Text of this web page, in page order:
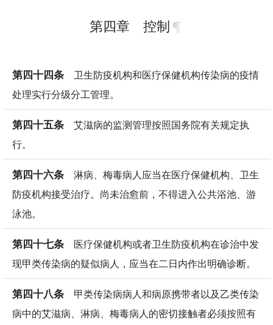
第四章 控制
第四十四条 卫生防疫机构和医疗保健机构传染病的疫情
处理实行分级分工管理。
第四十五条 艾滋病的监测管理按照国务院有关规定执
行。
第四十六条 淋病、梅毒病人应当在医疗保健机构、卫生
防疫机构接受治疗。尚未治愈前，不得进入公共浴池、游
泳池。
第四十七条 医疗保健机构或者卫生防疫机构在诊治中发
现甲类传染病的疑似病人，应当在二日内作出明确诊断。
第四十八条 甲类传染病病人和病原携带者以及乙类传染
病中的艾滋病、淋病、梅毒病人的密切接触者必须按照有